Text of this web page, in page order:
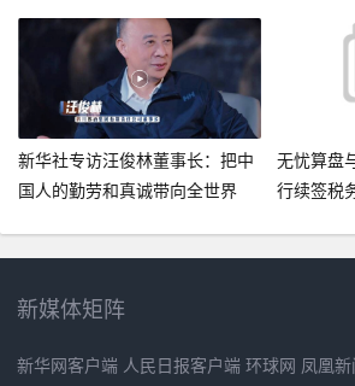
理赔 —公司通过多级尽调与司法
协同依法处置30万元涉案资金
新华社专访汪俊林董事长：把中
国人的勤劳和真诚带向全世界
无忧算盘
行续签税
新媒体矩阵
新华网客户端 人民日报客户端 环球网 凤凰